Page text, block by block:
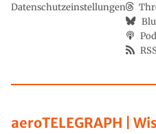
aeroTELEGRAPH |
Datenschutzeinstellungen